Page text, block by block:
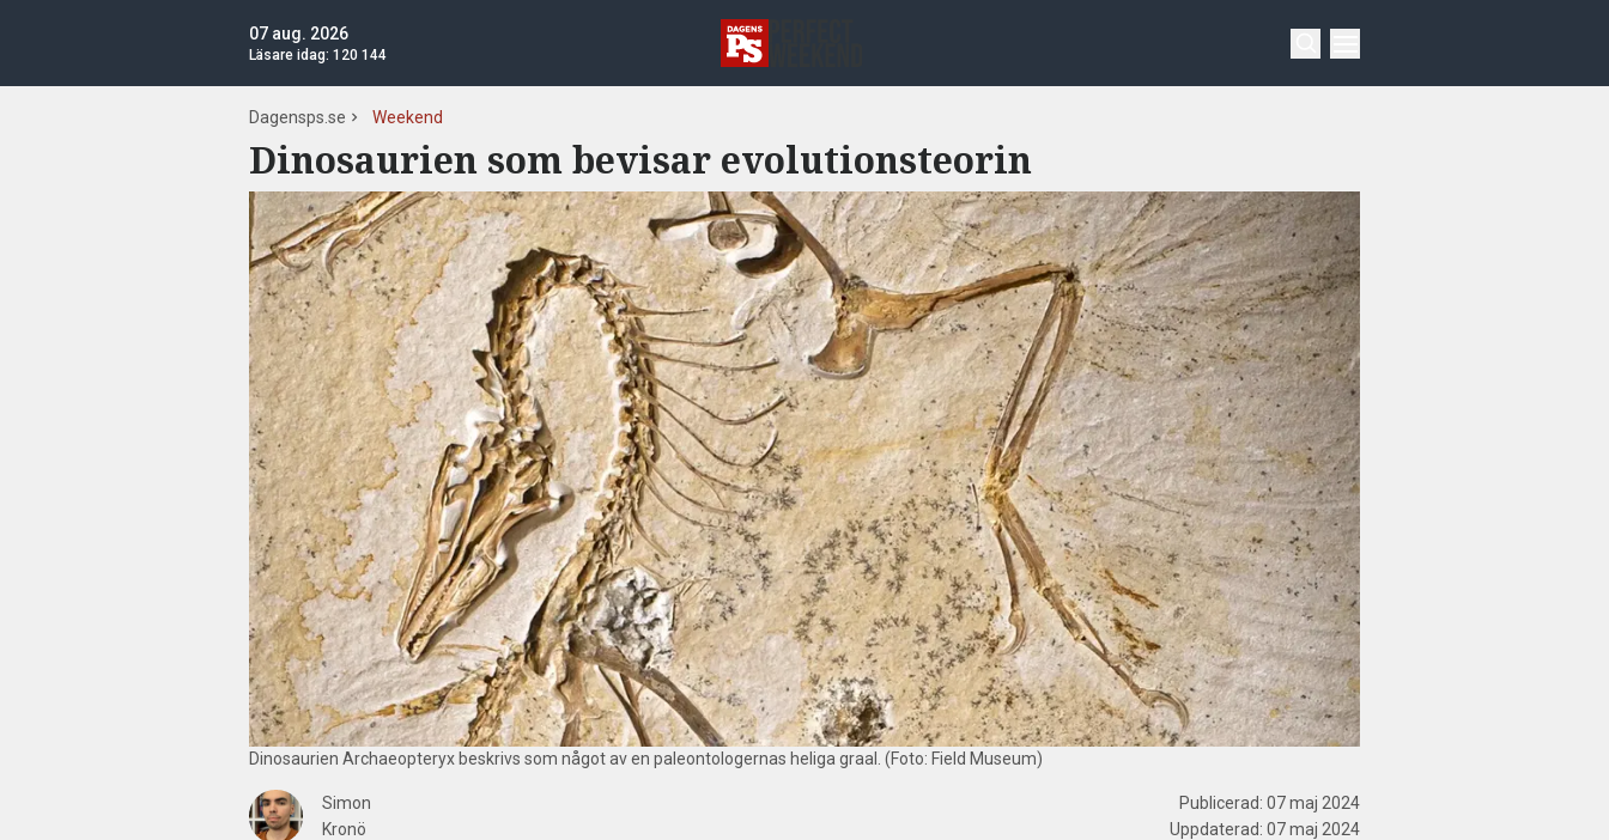
07 aug. 2026
Läsare idag: 120 144
Dagensps.se Weekend
Dinosaurien som bevisar evolutionsteorin
Dinosaurien Archaeopteryx beskrivs som något av en paleontologernas heliga graal. (Foto: Field Museum)
Simon
Kronö
Publicerad: 07 maj 2024
Uppdaterad: 07 maj 2024